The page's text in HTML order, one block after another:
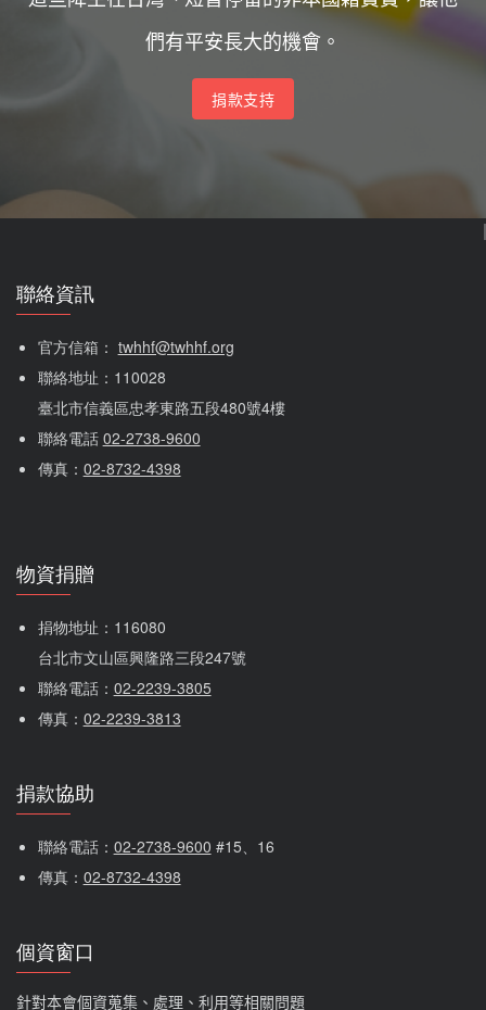
們有平安長大的機會。
捐款支持
聯絡資訊
官方信箱： twhhf@twhhf.org
聯絡地址：110028
臺北市信義區忠孝東路五段480號4樓
聯絡電話 02-2738-9600
傳真： 02-8732-4398
物資捐贈
捐物地址：116080
台北市文山區興隆路三段247號
聯絡電話： 02-2239-3805
傳真： 02-2239-3813
捐款協助
聯絡電話： 02-2738-9600 #15、16
傳真： 02-8732-4398
個資窗口
針對本會個資蒐集、處理、利用等相關問題